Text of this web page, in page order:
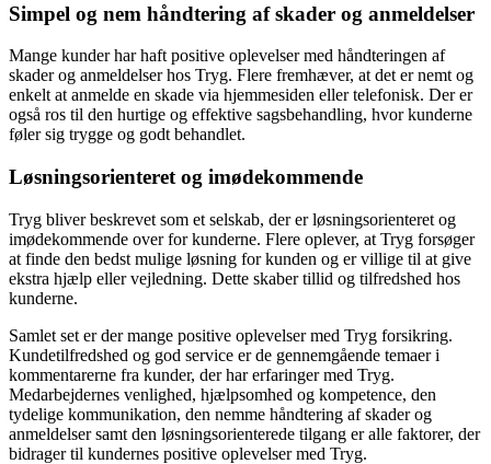
Simpel og nem håndtering af skader og anmeldelser
Mange kunder har haft positive oplevelser med håndteringen af
skader og anmeldelser hos Tryg. Flere fremhæver, at det er nemt og
enkelt at anmelde en skade via hjemmesiden eller telefonisk. Der er
også ros til den hurtige og effektive sagsbehandling, hvor kunderne
føler sig trygge og godt behandlet.
Løsningsorienteret og imødekommende
Tryg bliver beskrevet som et selskab, der er løsningsorienteret og
imødekommende over for kunderne. Flere oplever, at Tryg forsøger
at finde den bedst mulige løsning for kunden og er villige til at give
ekstra hjælp eller vejledning. Dette skaber tillid og tilfredshed hos
kunderne.
Samlet set er der mange positive oplevelser med Tryg forsikring.
Kundetilfredshed og god service er de gennemgående temaer i
kommentarerne fra kunder, der har erfaringer med Tryg.
Medarbejdernes venlighed, hjælpsomhed og kompetence, den
tydelige kommunikation, den nemme håndtering af skader og
anmeldelser samt den løsningsorienterede tilgang er alle faktorer, der
bidrager til kundernes positive oplevelser med Tryg.